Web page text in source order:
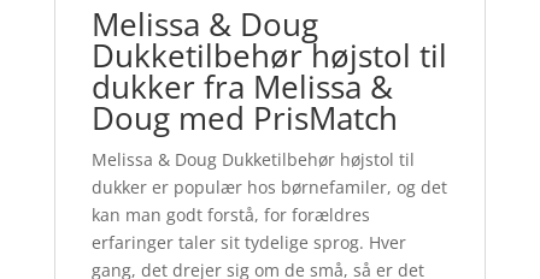
Melissa & Doug
Dukketilbehør højstol til
dukker fra Melissa &
Doug med PrisMatch
Melissa & Doug Dukketilbehør højstol til
dukker er populær hos børnefamiler, og det
kan man godt forstå, for forældres
erfaringer taler sit tydelige sprog. Hver
gang, det drejer sig om de små, så er det